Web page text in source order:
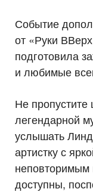
Событие
от «Руки
подготовила
и любимые
Не пропустите
легендарной
услышать
артистку с
неповторимым
доступны,